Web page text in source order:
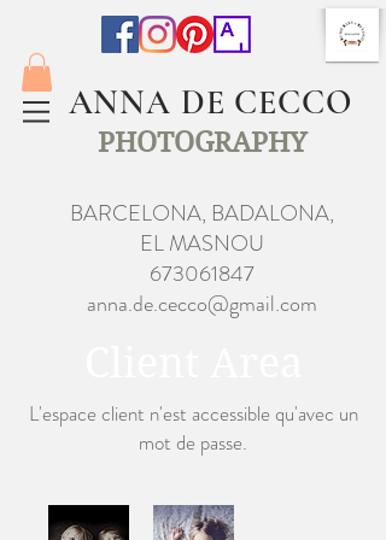
ANNA DE CECCO
PHOTOGRAPHY
BARCELONA, BADALONA,
EL MASNOU
673061847
anna.de.cecco@gmail.com
L'espace client n'est accessible qu'avec un
mot de passe.